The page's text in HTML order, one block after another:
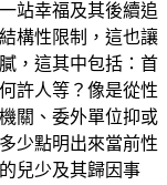
站幸福及其後續追
構性限制，這也讓
，這其中包括：首
許人等？像是從性
關、委外單位抑或
少點明出來當前性
兒少及其歸因事